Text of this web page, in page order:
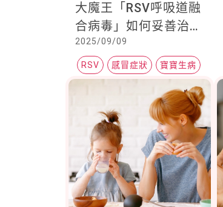
大魔王「RSV呼吸道融
合病毒」如何妥善治療
幫助寶寶提早舒緩病
程？
2025/09/09
RSV 感冒症狀 寶寶生病